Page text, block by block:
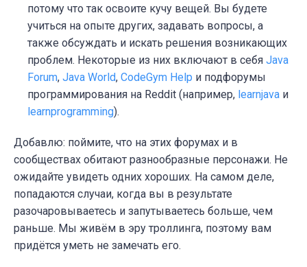
потому что так освоите кучу вещей. Вы будете
учиться на опыте других, задавать вопросы, а
также обсуждать и искать решения возникающих
проблем. Некоторые из них включают в себя Java
Forum, Java World, CodeGym Help и подфорумы
программирования на Reddit (например, learnjava и
learnprogramming).
Добавлю: поймите, что на этих форумах и в
сообществах обитают разнообразные персонажи. Не
ожидайте увидеть одних хороших. На самом деле,
попадаются случаи, когда вы в результате
разочаровываетесь и запутываетесь больше, чем
раньше. Мы живём в эру троллинга, поэтому вам
придётся уметь не замечать его.